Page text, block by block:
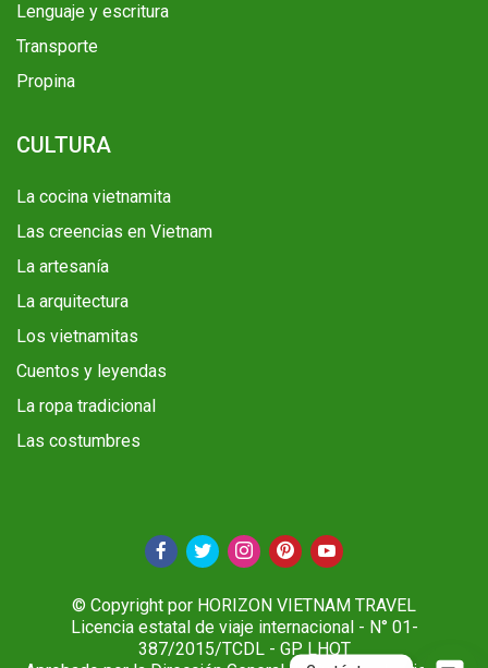
Lenguaje y escritura
Transporte
Propina
CULTURA
La cocina vietnamita
Las creencias en Vietnam
La artesanía
La arquitectura
Los vietnamitas
Cuentos y leyendas
La ropa tradicional
Las costumbres
© Copyright por HORIZON VIETNAM TRAVEL
Licencia estatal de viaje internacional - N° 01-
387/2015/TCDL - GP LHQT